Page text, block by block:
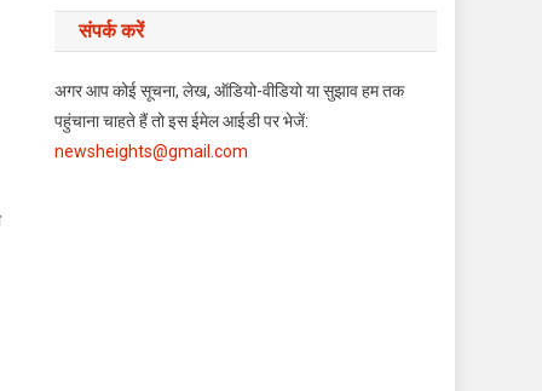
संपर्क करें
अगर आप कोई सूचना, लेख, ऑडियो-वीडियो या सुझाव हम तक
पहुंचाना चाहते हैं तो इस ईमेल आईडी पर भेजें:
newsheights@gmail.com